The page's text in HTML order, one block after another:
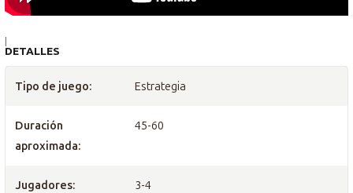
|
DETALLES
Tipo de juego: Estrategia
Duración
aproximada:
45-60
Jugadores: 3-4